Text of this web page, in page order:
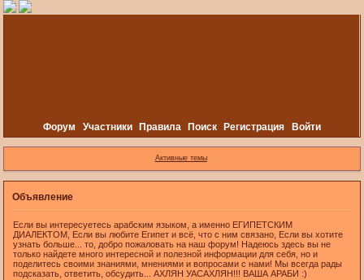
Форум Участники Правила Поиск Регистрация Войти
Активные темы
Объявление
Если вы интересуетесь арабским языком, а именно ЕГИПЕТСКИМ
ДИАЛЕКТОМ, Если вы любите Египет и всё, что с ним связано, Если вы хотите
узнать больше... то, добро пожаловать на наш форум! Надеюсь здесь вы не
только найдете много интересной и полезной информации для себя, но и
поделитесь своими знаниями, мнениями и вопросами с нами! Мы всегда рады
подсказать, ответить, обсудить... АХЛЯН УАСАХЛЯН!!! ВАША АРАБИ :)